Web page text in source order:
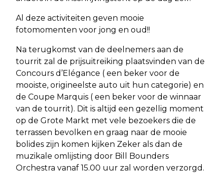
Al deze activiteiten geven mooie
fotomomenten voor jong en oud!!
Na terugkomst van de deelnemers aan de
tourrit zal de prijsuitreiking plaatsvinden van de
Concours d’Elégance ( een beker voor de
mooiste, origineelste auto uit hun categorie) en
de Coupe Marquis ( een beker voor de winnaar
van de tourrit). Dit is altijd een gezellig moment
op de Grote Markt met vele bezoekers die de
terrassen bevolken en graag naar de mooie
bolides zijn komen kijken Zeker als dan de
muzikale omlijsting door Bill Bounders
Orchestra vanaf 15.00 uur zal worden verzorgd.